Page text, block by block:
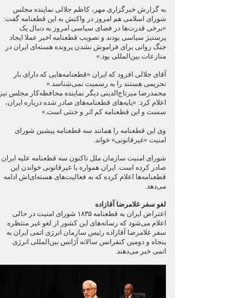
به گزارش خبرگزاری مهر، کاظم جلالی نماینده مجلس
شورای اسلامی هم امروز در واکنش به این قطعنامه گفت:
«برخی قدرت‌ها در فضای سیاسی امروز به دنبال یک
پرستیژ سیاسی بودند و تصویب قطعنامه اخیر عملا ایجاد
جنگ روانی برای فراموش نشدن پرونده هسته‌ای ایران در
منازعات بین‌المللی بود.»
آقای جلالی افزود که ایران «قطعنامه‌هایی که دارای بار
تحریمی هستند را به رسمیت نمی‌شناسد.»
محمدرضا میرتاج‌الدینی دیگر نماینده محافظه‌کار مجلس نیز
اعلام کرد: «پایه‌های قطعنامه‌های صادر شده درباره ایران،
سست و این قطعنامه کم اثر و خنثی است.»
وی این قطعنامه را همانند سه قطعنامه پیشین شورای
امنیت «غیرقانونی» خواند.
شورای امنیت سازمان ملل تاکنون سه قطعنامه علیه ایران
صادر کرده است. ایران همواره با غیرقانونی خواندن این
قطعنامه‌ها اعلام کرده که به فعالیت‌های هسته‌ای‌اش ادامه
می‌دهد.
لغو سفر غلامرضا آقازاده
اعتراض ایران به قطعنامه ۱۸۳۵ شورای امنیت در حالی
اعلام می‌شود که رسانه‌های این کشور از لغو غیر منتظره
سفر غلامرضا آقازاده رئیس سازمان انرژی اتمی ایران به
پنجاه و دومین کنفرانس سالانه آژانس بین‌المللی انرژی
اتمی خبر می‌دهند.